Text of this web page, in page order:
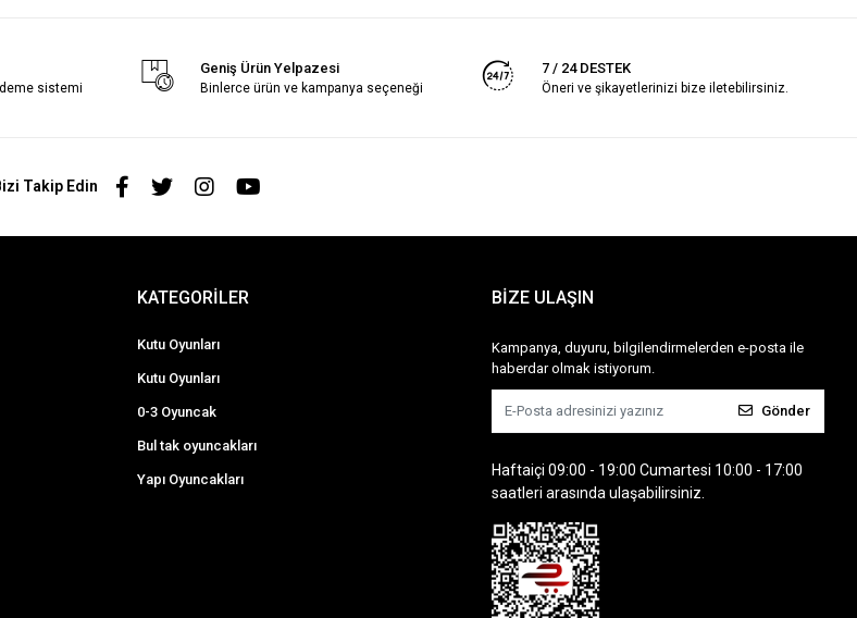
sistemi
Geniş Ürün Yelpazesi
Binlerce ürün ve kampanya seçeneği
7 / 24 DESTEK
Öneri ve şikayetlerinizi bize iletebilirsiniz.
Takip Edin
KATEGORİLER
Kutu Oyunları
Kutu Oyunları
0-3 Oyuncak
Bul tak oyuncakları
Yapı Oyuncakları
BİZE ULAŞIN
Kampanya, duyuru, bilgilendirmelerden e-posta ile
haberdar olmak istiyorum.
Gönder
Haftaiçi 09:00 - 19:00 Cumartesi 10:00 - 17:00
saatleri arasında ulaşabilirsiniz.